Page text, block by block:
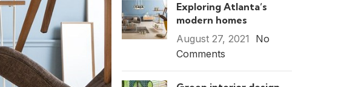
Exploring Atlanta’s
modern homes
August 27, 2021
No
Comments